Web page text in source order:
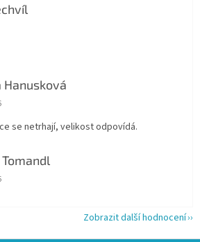
obchodu je 5 z 5 hvězdiček.
Hanusková
obchodu je 5 z 5 hvězdiček.
se netrhají, velikost odpovídá.
obchodu je 5 z 5 hvězdiček.
Zobrazit další hodnocení